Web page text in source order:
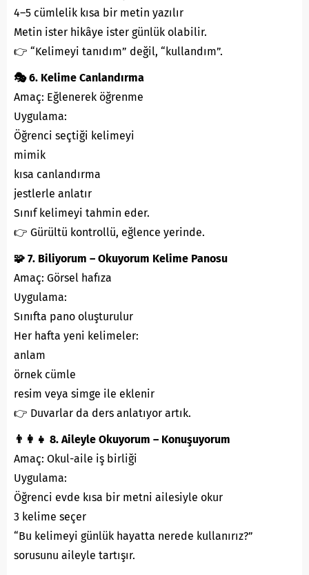
4–5 cümlelik kısa bir metin yazılır
Metin ister hikâye ister günlük olabilir.
👉 “Kelimeyi tanıdım” değil, “kullandım”.
🎭 6. Kelime Canlandırma
Amaç: Eğlenerek öğrenme
Uygulama:
Öğrenci seçtiği kelimeyi
mimik
kısa canlandırma
jestlerle anlatır
Sınıf kelimeyi tahmin eder.
👉 Gürültü kontrollü, eğlence yerinde.
🧩 7. Biliyorum – Okuyorum Kelime Panosu
Amaç: Görsel hafıza
Uygulama:
Sınıfta pano oluşturulur
Her hafta yeni kelimeler:
anlam
örnek cümle
resim veya simge ile eklenir
👉 Duvarlar da ders anlatıyor artık.
👨‍👩‍👧 8. Aileyle Okuyorum – Konuşuyorum
Amaç: Okul-aile iş birliği
Uygulama:
Öğrenci evde kısa bir metni ailesiyle okur
3 kelime seçer
“Bu kelimeyi günlük hayatta nerede kullanırız?”
sorusunu aileyle tartışır.